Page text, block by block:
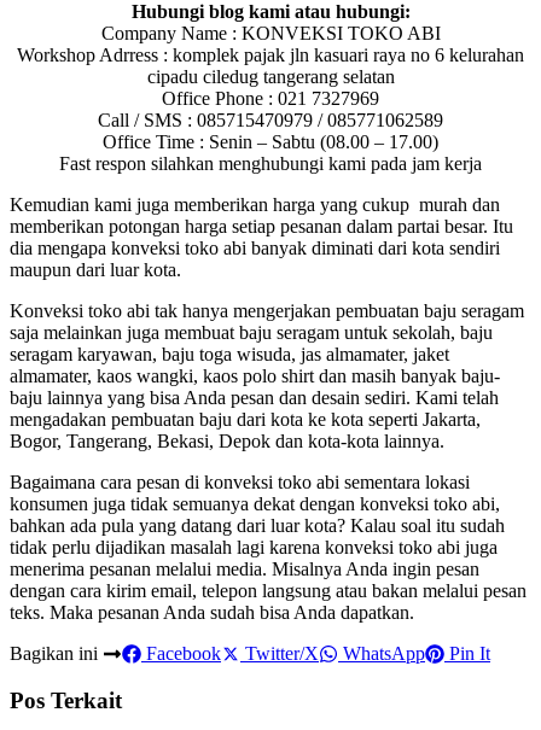
Hubungi blog kami atau hubungi:
Company Name : KONVEKSI TOKO ABI
Workshop Adrress : komplek pajak jln kasuari raya no 6 kelurahan
cipadu ciledug tangerang selatan
Office Phone : 021 7327969
Call / SMS : 085715470979 / 085771062589
Office Time : Senin – Sabtu (08.00 – 17.00)
Fast respon silahkan menghubungi kami pada jam kerja
Kemudian kami juga memberikan harga yang cukup murah dan
memberikan potongan harga setiap pesanan dalam partai besar. Itu
dia mengapa konveksi toko abi banyak diminati dari kota sendiri
maupun dari luar kota.
Konveksi toko abi tak hanya mengerjakan pembuatan baju seragam
saja melainkan juga membuat baju seragam untuk sekolah, baju
seragam karyawan, baju toga wisuda, jas almamater, jaket
almamater, kaos wangki, kaos polo shirt dan masih banyak baju-
baju lainnya yang bisa Anda pesan dan desain sediri. Kami telah
mengadakan pembuatan baju dari kota ke kota seperti Jakarta,
Bogor, Tangerang, Bekasi, Depok dan kota-kota lainnya.
Bagaimana cara pesan di konveksi toko abi sementara lokasi
konsumen juga tidak semuanya dekat dengan konveksi toko abi,
bahkan ada pula yang datang dari luar kota? Kalau soal itu sudah
tidak perlu dijadikan masalah lagi karena konveksi toko abi juga
menerima pesanan melalui media. Misalnya Anda ingin pesan
dengan cara kirim email, telepon langsung atau bakan melalui pesan
teks. Maka pesanan Anda sudah bisa Anda dapatkan.
Bagikan ini
Facebook Twitter/X WhatsApp Pin It
Pos Terkait